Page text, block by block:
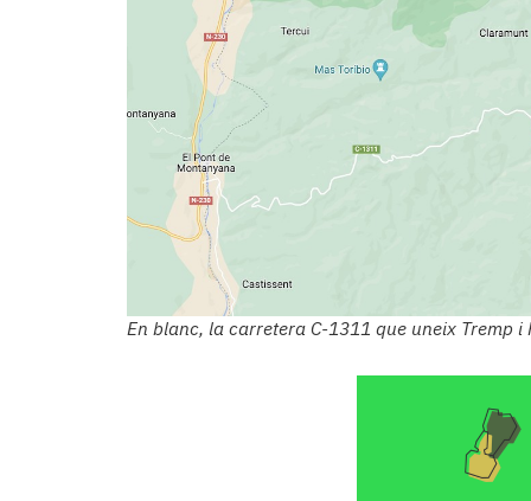
En blanc, la carretera C-1311 que uneix Tremp